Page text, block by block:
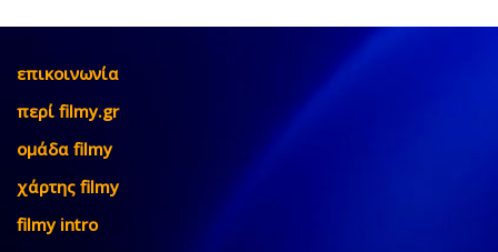
επικοινωνία
περί filmy.gr
ομάδα filmy
χάρτης filmy
filmy intro